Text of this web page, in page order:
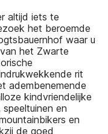
altijd iets te
het beroemde
waar u
het Zwarte
rit
adembenemende
kindvriendelijke
en
en
de goed